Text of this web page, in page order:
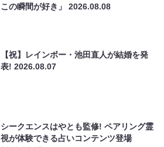
この瞬間が好き」2026.08.08
【祝】レインボー・池田直人が結婚を発
表!2026.08.07
シークエンスはやとも監修! ペアリング霊
視が体験できる占いコンテンツ登場